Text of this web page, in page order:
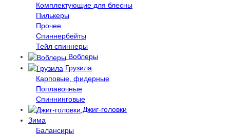
Комплектующие для блесны
Пилькеры
Прочее
Спиннербейты
Тейл спиннеры
Воблеры
Грузила
Карповые, фидерные
Поплавочные
Спиннинговые
Джиг-головки
Зима
Балансиры